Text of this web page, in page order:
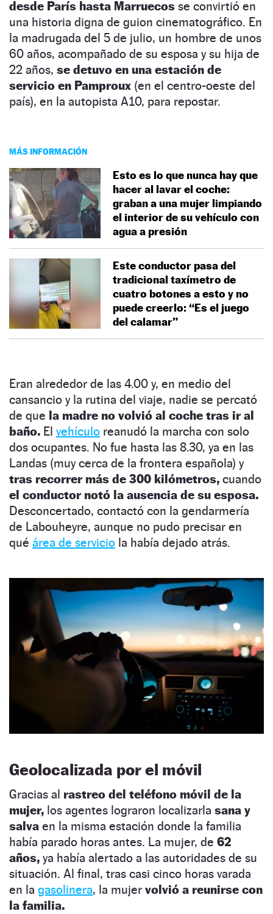
desde París hasta Marruecos se convirtió en
una historia digna de guion cinematográfico. En
la madrugada del 5 de julio, un hombre de unos
60 años, acompañado de su esposa y su hija de
22 años, se detuvo en una estación de
servicio en Pamproux (en el centro-oeste del
país), en la autopista A10, para repostar.
MÁS INFORMACIÓN
Esto es lo que nunca hay que
hacer al lavar el coche:
graban a una mujer limpiando
el interior de su vehículo con
agua a presión
Este conductor pasa del
tradicional taxímetro de
cuatro botones a esto y no
puede creerlo: “Es el juego
del calamar”
Eran alrededor de las 4.00 y, en medio del
cansancio y la rutina del viaje, nadie se percató
de que la madre no volvió al coche tras ir al
baño. El vehículo reanudó la marcha con solo
dos ocupantes. No fue hasta las 8.30, ya en las
Landas (muy cerca de la frontera española) y
tras recorrer más de 300 kilómetros, cuando
el conductor notó la ausencia de su esposa.
Desconcertado, contactó con la gendarmería
de Labouheyre, aunque no pudo precisar en
qué área de servicio la había dejado atrás.
Geolocalizada por el móvil
Gracias al rastreo del teléfono móvil de la
mujer, los agentes lograron localizarla sana y
salva en la misma estación donde la familia
había parado horas antes. La mujer, de 62
años, ya había alertado a las autoridades de su
situación. Al final, tras casi cinco horas varada
en la gasolinera, la mujer volvió a reunirse con
la familia.